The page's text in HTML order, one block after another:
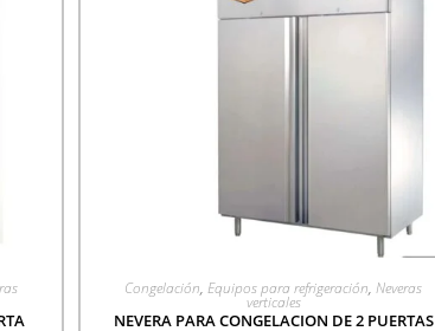
AGREGAR A COTIZACIÓN
Congelación, Equipos para refrigeración, Neveras
verticales
NEVERA PARA CONGELACION DE 2 PUERTAS